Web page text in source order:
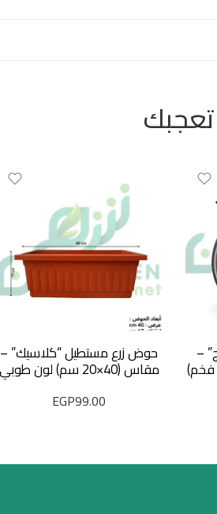
– حوض زرع مستطيل “كلاسيك” –
مقاس (40×20 سم) لون طوبي
EGP99.00